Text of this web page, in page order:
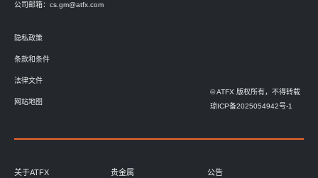
公司邮箱： cs.gm@atfx.com
隐私政策
条款和条件
法律文件
网站地图
© ATFX 版权所有，不得转载
琼ICP备2025054942号-1
关于ATFX 贵金属 公告